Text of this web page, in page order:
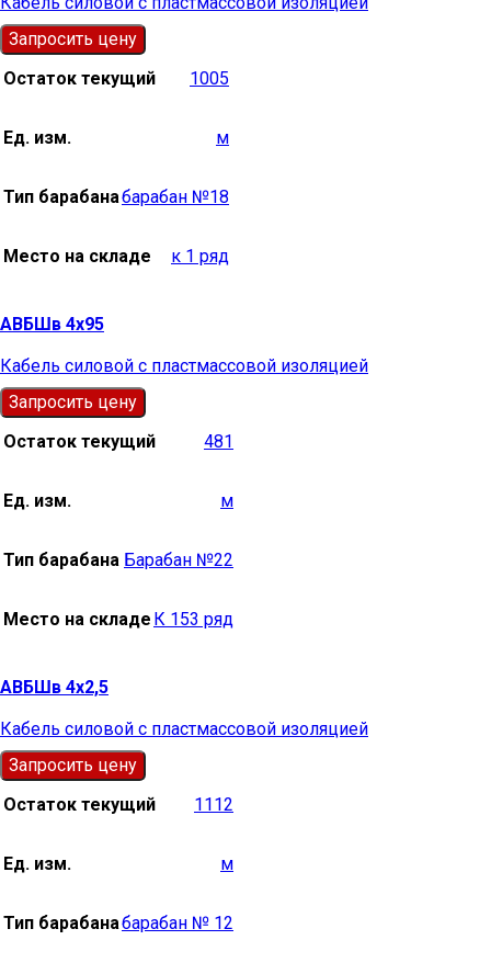
Запросить цену
Остаток текущий
1005
Ед. изм. м
Тип барабанабарабан №18
Место на складе к 1 ряд
АВБШв 4х95
Кабель силовой с пластмассовой изоляцией
Запросить цену
Остаток текущий
481
Ед. изм. м
Тип барабана Барабан №22
Место на складе К 153 ряд
АВБШв 4х2,5
Кабель силовой с пластмассовой изоляцией
Запросить цену
Остаток текущий
1112
Ед. изм. м
Тип барабанабарабан № 12